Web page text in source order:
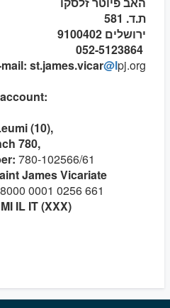
ת.ד. 581
ירושלים 9100402
st.james.vicar@lpj.org
(10),
780,
780-102566/61
James Vicariate
0001 0256 661
IL IT (XXX)